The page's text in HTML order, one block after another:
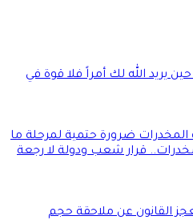
يريد الله لك أمراً فلا قوة في
ضرورة حتمية لمرحلة ما
قرار شعب ودولة لا رجعة
القانون عن ملاحقة حجم